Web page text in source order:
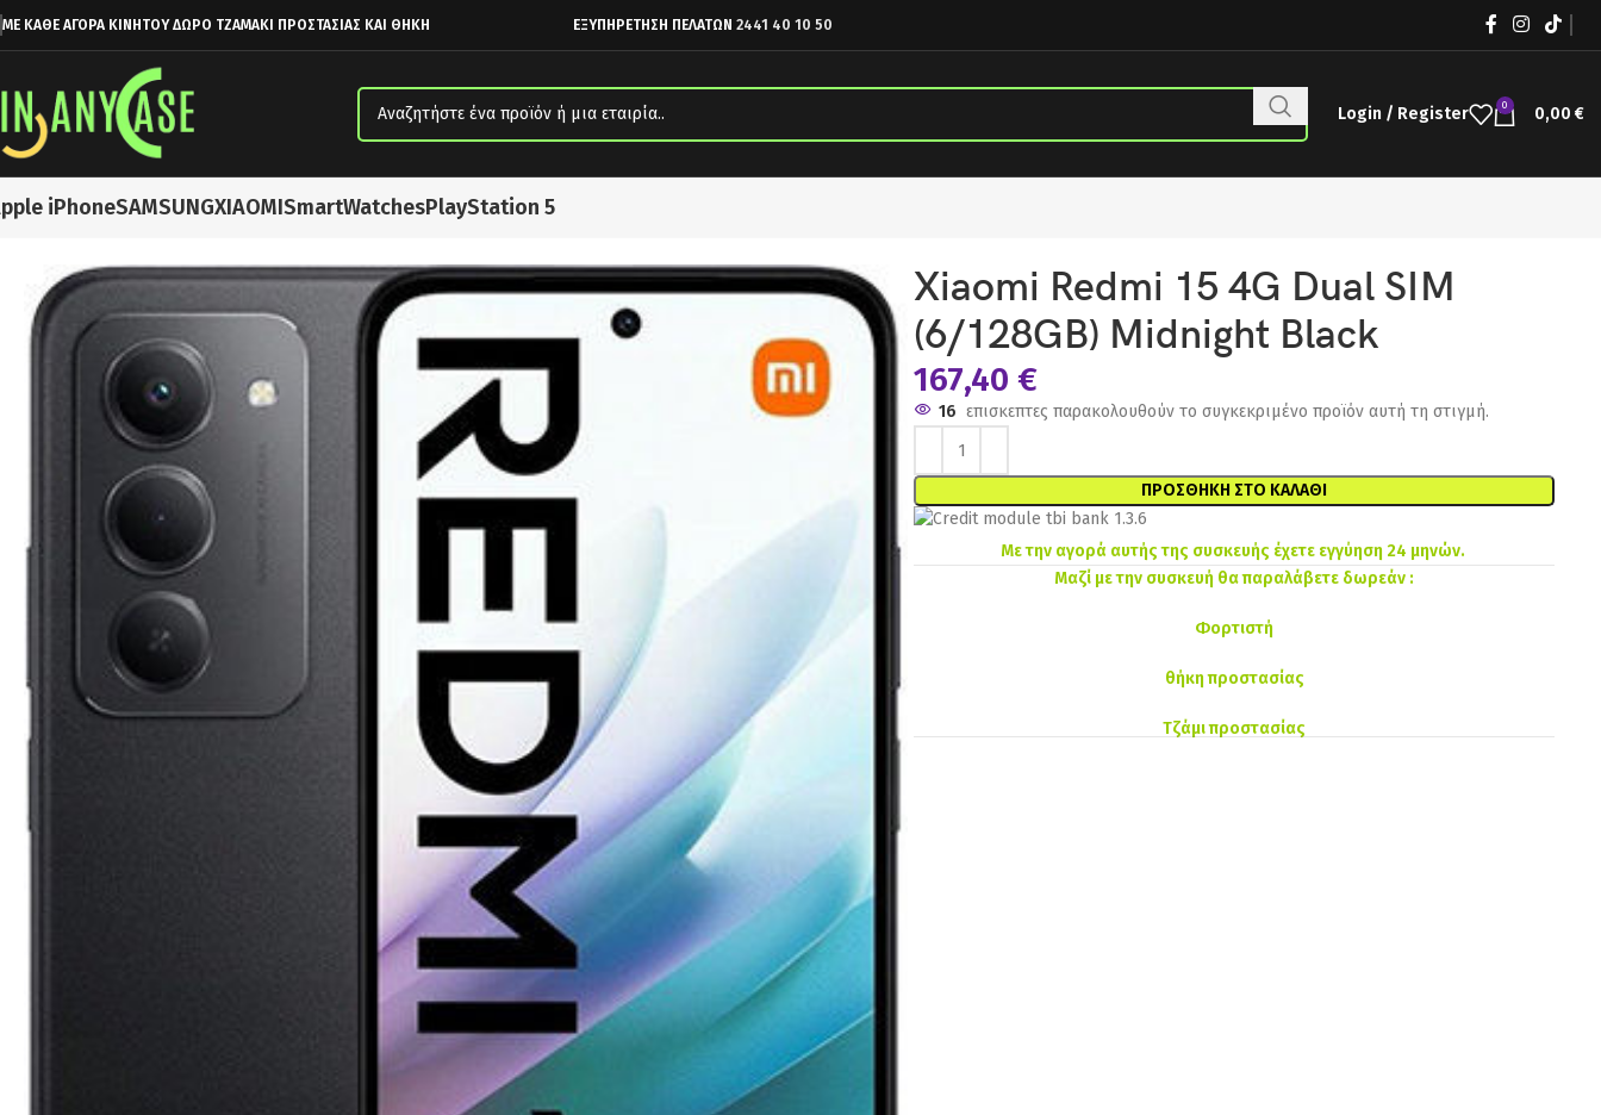
ΜΕ ΚΑΘΕ ΑΓΟΡΑ ΚΙΝΗΤΟΥ ΔΩΡΟ ΤΖΑΜΑΚΙ ΠΡΟΣΤΑΣΙΑΣ ΚΑΙ ΘΗΚΗ ΕΞΥΠΗΡΕΤΗΣΗ ΠΕΛΑΤΩΝ 2441 40 10 50
Login / Register 0 0,00 €
iPhoneSAMSUNGXIAOMISmartWatchesPlayStation 5
Αρχική σελίδα XIAOMI Xiaomi Redmi 15 4G Dual SIM (6/128GB) Midnight Black
Xiaomi Redmi 15 4G Dual SIM
(6/128GB) Midnight Black
167,40€
16 επισκεπτες παρακολουθούν το συγκεκριμένο προϊόν αυτή τη στιγμή.
ΠΡΟΣΘΉΚΗ ΣΤΟ ΚΑΛΆΘΙ
Με την αγορά αυτής της συσκευής έχετε εγγύηση 24 μηνών.
Μαζί με την συσκευή θα παραλάβετε δωρεάν :
Φορτιστή
θήκη προστασίας
Τζάμι προστασίας